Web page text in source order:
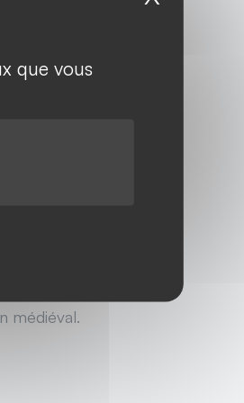
que vous
fait aucun
médiéval.